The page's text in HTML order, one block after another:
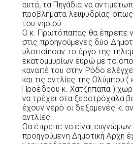
αυτά, τα Πηγάδια να
προβλήματα λειψυδρίας
του νησιού .
Ο κ. Πρωτόπαπας θα έπρεπε
στις προηγούμενες δύο
υλοποίησαν το έργο της
εκατομμυρίων ευρώ με το
καναπέ του στην Ρόδο
και τις αντλίες της Ολύμπου
Προέδρου κ. Χατζηπαπα )
να τρέχει στα ξεροτρόχαλα
έχουν νερό οι δεξαμενές κι
αντλίες .
Θα έπρεπε να είναι ευγνώμων
προηγούμενη Δημοτική Αρχή